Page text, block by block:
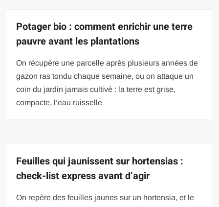
Potager bio : comment enrichir une terre
pauvre avant les plantations
On récupère une parcelle après plusieurs années de
gazon ras tondu chaque semaine, ou on attaque un
coin du jardin jamais cultivé : la terre est grise,
compacte, l’eau ruisselle
Feuilles qui jaunissent sur hortensias :
check-list express avant d’agir
On repère des feuilles jaunes sur un hortensia, et le